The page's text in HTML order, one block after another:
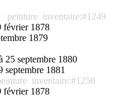
peinture inventaire:#1249
février 1878
1879
25 septembre 1880
septembre 1881
inventaire:#1250
février 1878